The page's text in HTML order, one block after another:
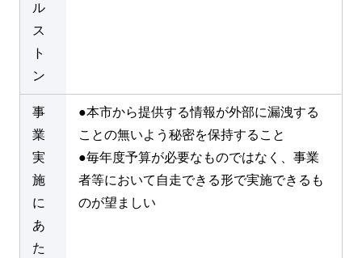
ル
ス
ト
ン
事
業
実
施
に
あ
た
●本市から提供する情報が外部に漏洩する
ことの無いよう秘密を保持すること
●毎年度予算が必要なものではなく、事業
者等において自走できる形で実施できるも
のが望ましい